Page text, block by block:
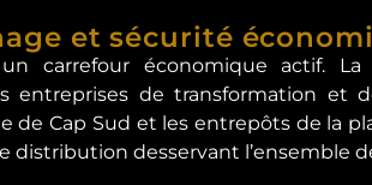
et sécurité
carrefour économique actif. La
entreprises de transformation et
de Cap Sud et les entrepôts de la
distribution desservant l’ensemble